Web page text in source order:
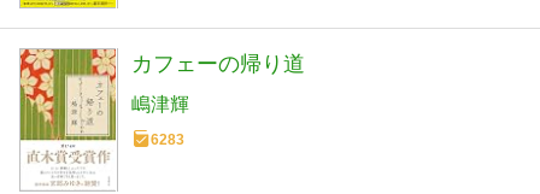
カフェーの帰り道
嶋津輝
6283